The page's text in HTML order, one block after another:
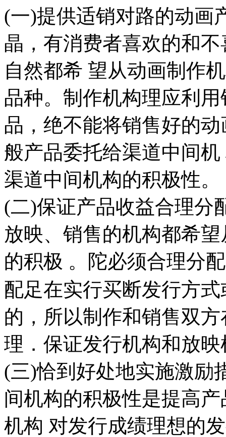
(一)提供适销对路的动画
晶，有消费者喜欢的和
自然都希 望从动画制作
品种。制作机构理应利
品，绝不能将销售好的
般产品委托给渠道中间
渠道中间机构的积极性。
(二)保证产品收益合理分
放映、销售的机构都希
的积极 。陀必须合理分
配足在实行买断发行方
的，所以制作和销售双
理．保证发行机构和放
(三)恰到好处地实施激励
间机构的积极性是提高
机构 对发行成绩理想的